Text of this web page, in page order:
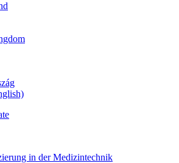
in der Medizintechnik